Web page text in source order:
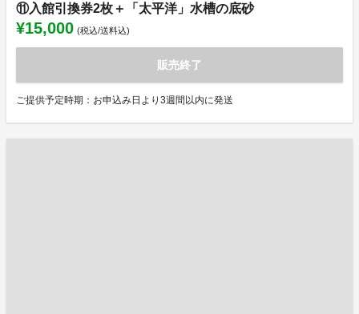
⑪入館引換券2枚＋「太平洋」水槽の底砂
¥15,000 (税込/送料込)
販売終了
ご提供予定時期：お申込み日より3週間以内に発送